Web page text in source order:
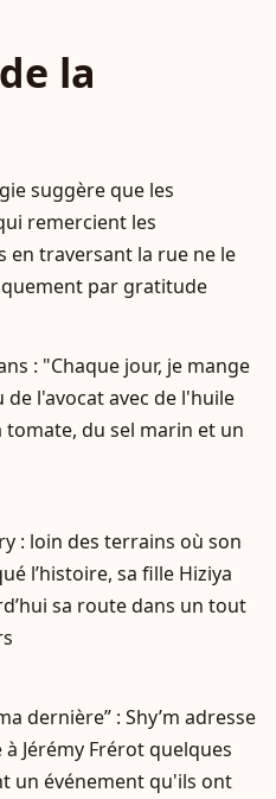
la
suggère que les
remercient les
en traversant la rue ne le
par gratitude
: "Chaque jour, je mange
l'avocat avec de l'huile
tomate, du sel marin et un
: loin des terrains où son
l’histoire, sa fille Hiziya
sa route dans un tout
dernière” : Shy’m adresse
à Jérémy Frérot quelques
un événement qu'ils ont